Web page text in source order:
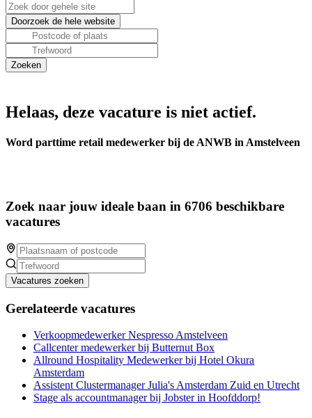
Helaas, deze vacature is niet actief.
Word parttime retail medewerker bij de ANWB in Amstelveen
Zoek naar jouw ideale baan in 6706 beschikbare
vacatures
Vacatures zoeken
Gerelateerde vacatures
Verkoopmedewerker Nespresso Amstelveen
Callcenter medewerker bij Butternut Box
Allround Hospitality Medewerker bij Hotel Okura
Amsterdam
Assistent Clustermanager Julia's Amsterdam Zuid en Utrecht
Stage als accountmanager bij Jobster in Hoofddorp!